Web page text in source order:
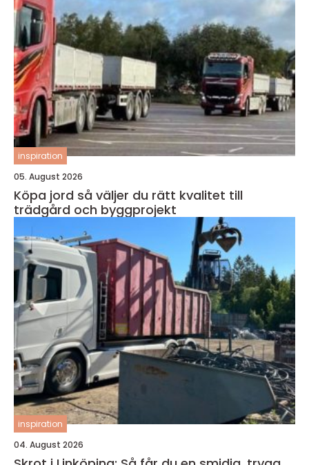
inspiration
05. August 2026
Köpa jord så väljer du rätt kvalitet till
trädgård och byggprojekt
inspiration
04. August 2026